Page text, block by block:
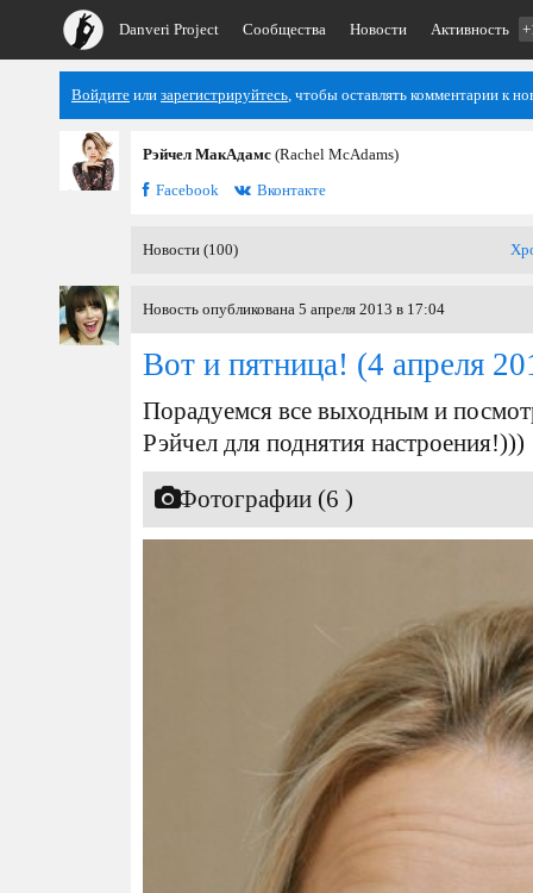
Danveri Project Сообщества Новости Активность
Войдите или зарегистрируйтесь, чтобы оставлять комментарии к
Рэйчел МакАдамс (Rachel McAdams)
Facebook
Вконтакте
Новости (100)
Новость опубликована 5 апреля 2013 в 17:04
Вот и пятница! (4 апреля
Порадуемся все выходным и
Рэйчел для поднятия настроения!)))
Фотографии (6 )